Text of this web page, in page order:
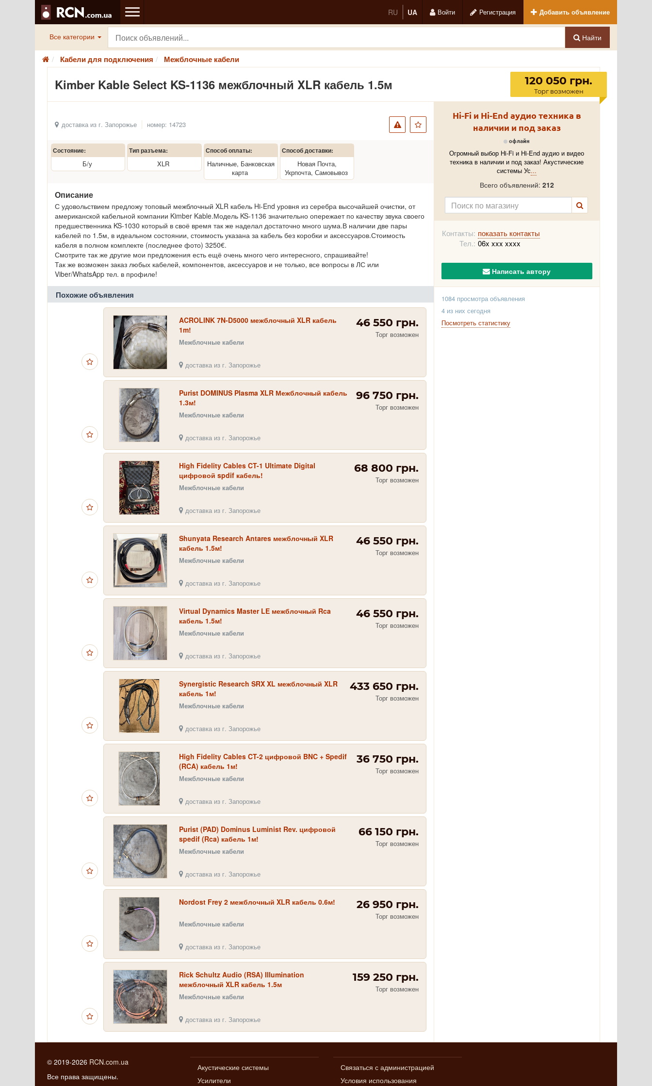
RU UA Войти Регистрация Добавить объявление
Все категории Найти
Кабели для подключения Межблочные кабели
Kimber Kable Select KS-1136 межблочный XLR кабель 1.5м 120 050 грн.
Торг возможен
доставка из г. Запорожье номер: 14723
Состояние:
Б/у
Тип разъема:
XLR
Способ оплаты:
Наличные, Банковская
карта
Способ доставки:
Новая Почта,
Укрпочта, Самовывоз
Описание
С удовольствием предложу топовый межблочный XLR кабель Hi-End уровня из серебра высочайшей очистки, от
американской кабельной компании Kimber Kable.Модель KS-1136 значительно опережает по качеству звука своего
предшественника KS-1030 который в своё время так же наделал достаточно много шума.В наличии две пары
кабелей по 1.5м, в идеальном состоянии, стоимость указана за кабель без коробки и аксессуаров.Стоимость
кабеля в полном комплекте (последнее фото) 3250€.
Смотрите так же другие мои предложения есть ещё очень много чего интересного, спрашивайте!
Так же возможен заказ любых кабелей, компонентов, аксессуаров и не только, все вопросы в ЛС или
Viber/WhatsApp тел. в профиле!
Похожие объявления
ACROLINK 7N-D5000 межблочный XLR кабель
1m!
Межблочные кабели
доставка из г. Запорожье
46 550 грн.
Торг возможен
Purist DOMINUS Plasma XLR Межблочный кабель
1.3м!
Межблочные кабели
доставка из г. Запорожье
96 750 грн.
Торг возможен
High Fidelity Cables CT-1 Ultimate Digital
цифровой spdif кабель!
Межблочные кабели
доставка из г. Запорожье
68 800 грн.
Торг возможен
Shunyata Research Antares межблочный XLR
кабель 1.5м!
Межблочные кабели
доставка из г. Запорожье
46 550 грн.
Торг возможен
Virtual Dynamics Master LE межблочный Rca
кабель 1.5м!
Межблочные кабели
доставка из г. Запорожье
46 550 грн.
Торг возможен
Synergistic Research SRX XL межблочный XLR
кабель 1м!
Межблочные кабели
доставка из г. Запорожье
433 650 грн.
Торг возможен
High Fidelity Cables CT-2 цифровой BNC + Spedif
(RCA) кабель 1м!
Межблочные кабели
доставка из г. Запорожье
36 750 грн.
Торг возможен
Purist (PAD) Dominus Luminist Rev. цифровой
spedif (Rca) кабель 1м!
Межблочные кабели
доставка из г. Запорожье
66 150 грн.
Торг возможен
Nordost Frey 2 межблочный XLR кабель 0.6м!
Межблочные кабели
доставка из г. Запорожье
26 950 грн.
Торг возможен
Rick Schultz Audio (RSA) Illumination
межблочный XLR кабель 1.5м
Межблочные кабели
доставка из г. Запорожье
159 250 грн.
Торг возможен
Hi-Fi и Hi-End аудио техника в
наличии и под заказ
офлайн
Огромный выбор Hi-Fi и Hi-End аудио и видео
техника в наличии и под заказ! Акустические
системы Ус...
Всего объявлений: 212
Контакты: показать контакты
Тел.: 06x xxx xxxx
Написать автору
1084 просмотра объявления
4 из них сегодня
Посмотреть статистику
© 2019-2026 RCN.com.ua
Все права защищены.
Акустические системы
Усилители
Связаться с администрацией
Условия использования